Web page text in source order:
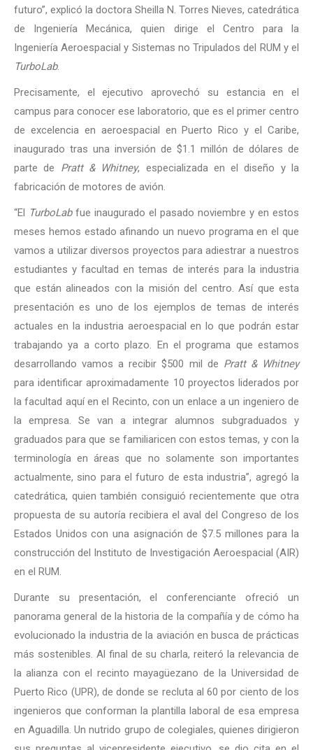
futuro”, explicó la doctora Sheilla N. Torres Nieves, catedrática
de Ingeniería Mecánica, quien dirige el Centro para la
Ingeniería Aeroespacial y Sistemas no Tripulados del RUM y el
TurboLab.
Precisamente, el ejecutivo aprovechó su estancia en el
campus para conocer ese laboratorio, que es el primer centro
de excelencia en aeroespacial en Puerto Rico y el Caribe,
inaugurado tras una inversión de $1.1 millón de dólares de
parte de Pratt & Whitney, especializada en el diseño y la
fabricación de motores de avión.
“El TurboLabfue inaugurado el pasado noviembre y en estos
meses hemos estado afinando un nuevo programa en el que
vamos a utilizar diversos proyectos para adiestrar a nuestros
estudiantes y facultad en temas de interés para la industria
que están alineados con la misión del centro. Así que esta
presentación es uno de los ejemplos de temas de interés
actuales en la industria aeroespacial en lo que podrán estar
trabajando ya a corto plazo. En el programa que estamos
desarrollando vamos a recibir $500 mil de Pratt & Whitney
para identificar aproximadamente 10 proyectos liderados por
la facultad aquí en el Recinto, con un enlace a un ingeniero de
la empresa. Se van a integrar alumnos subgraduados y
graduados para que se familiaricen con estos temas, y con la
terminología en áreas que no solamente son importantes
actualmente, sino para el futuro de esta industria”, agregó la
catedrática, quien también consiguió recientemente que otra
propuesta de su autoría recibiera el aval del Congreso de los
Estados Unidos con una asignación de $7.5 millones para la
construcción del Instituto de Investigación Aeroespacial (AIR)
en el RUM.
Durante su presentación, el conferenciante ofreció un
panorama general de la historia de la compañía y de cómo ha
evolucionado la industria de la aviación en busca de prácticas
más sostenibles. Al final de su charla, reiteró la relevancia de
la alianza con el recinto mayagüezano de la Universidad de
Puerto Rico (UPR), de donde se recluta al 60 por ciento de los
ingenieros que conforman la plantilla laboral de esa empresa
en Aguadilla. Un nutrido grupo de colegiales, quienes dirigieron